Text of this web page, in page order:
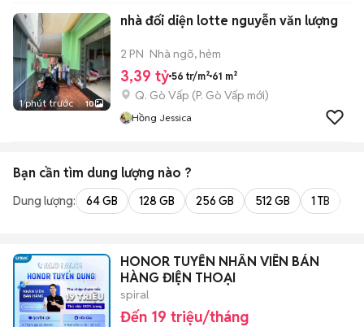
1 phút trước 10
nhà đối diện lotte nguyễn văn lượng
2 PN Nhà ngõ, hẻm
3,39 tỷ 56 tr/m² 61 m²
Q. Gò Vấp (P. Gò Vấp mới)
Hồng Jessica
Bạn cần tìm dung lượng nào ?
Dung lượng: 64 GB 128 GB 256 GB 512 GB 1 TB
HONOR TUYỂN NHÂN VIÊN BÁN
HÀNG ĐIỆN THOẠI
spiral
Đến 19 triệu/tháng